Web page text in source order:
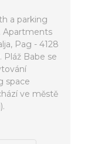
a parking
Apartments
Pag - 4128
Pláž Babe se
space
ve městě